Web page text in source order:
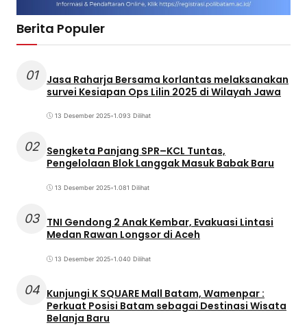
Berita Populer
01
Jasa Raharja Bersama korlantas melaksanakan
survei Kesiapan Ops Lilin 2025 di Wilayah Jawa
13 Desember 2025•1.093 Dilihat
02 Sengketa Panjang SPR–KCL Tuntas,
Pengelolaan Blok Langgak Masuk Babak Baru
13 Desember 2025•1.081 Dilihat
03 TNI Gendong 2 Anak Kembar, Evakuasi Lintasi
Medan Rawan Longsor di Aceh
13 Desember 2025•1.040 Dilihat
04 Kunjungi K SQUARE Mall Batam, Wamenpar :
Perkuat Posisi Batam sebagai Destinasi Wisata
Belanja Baru